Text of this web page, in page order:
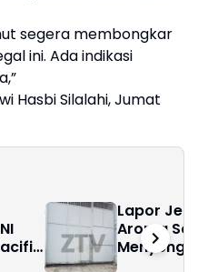
segera membongkar
ini. Ada indikasi
Hasbi Silalahi, Jumat
Lapor
Aroma